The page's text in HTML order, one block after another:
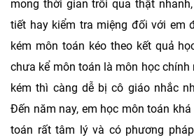
mong thời gian trôi qua thật
tiết hay kiểm tra miệng đối với em
kém môn toán kéo theo kết quả
chưa kể môn toán là môn học chính
kém thì càng dễ bị cô giáo nhắc
Đến năm nay, em học môn toán
toán rất tâm lý và có phương